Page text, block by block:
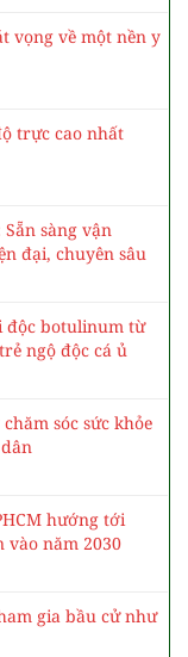
vọng về một nền y
trực cao nhất
sàng vận
đại, chuyên sâu
độc botulinum từ
ngộ độc cá ủ
sóc sức khỏe
hướng tới
vào năm 2030
gia bầu cử như